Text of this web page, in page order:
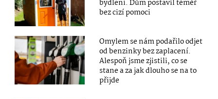
bydlení. Dům postavil téměř
bez cizí pomoci
Omylem se nám podařilo odjet
od benzinky bez zaplacení.
Alespoň jsme zjistili, co se
stane a za jak dlouho se na to
přijde